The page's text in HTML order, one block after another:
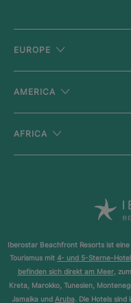
EUROPE
AMERICA
AFRICA
Iberostar Beachfront Resorts ist
Tourismus mit 4- und 5-Sterne-
befinden sich direkt am Meer,
Kreta, Marokko, Tunesien,
Jamaika und Aruba. Die Hotels sind